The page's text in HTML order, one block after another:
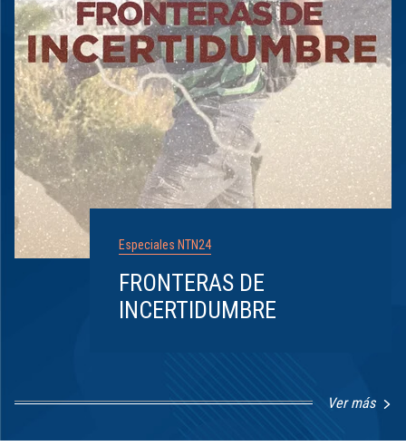
Especiales NTN24
FRONTERAS DE
INCERTIDUMBRE
Ver más